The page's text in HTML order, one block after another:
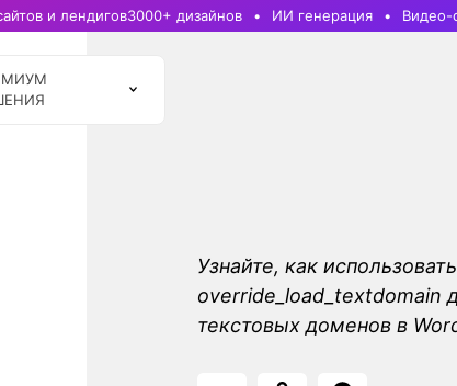
и лендигов3000+ дизайнов ИИ генерация Видео-
Узнайте, как
override_load_textdomain
текстовых доменов в